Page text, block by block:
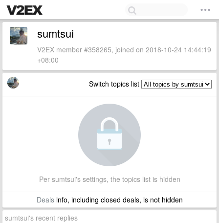
sumtsui
V2EX member #358265, joined on 2018-10-24 14:44:19
+08:00
Switch topics list
Per sumtsui's settings, the topics list is hidden
Dealsinfo, including closed deals, is not hidden
sumtsui's recent replies